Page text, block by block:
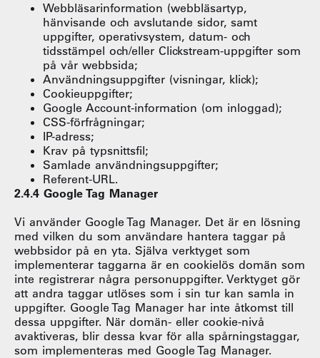
Webbläsarinformation (webbläsartyp,
hänvisande och avslutande sidor, samt
uppgifter, operativsystem, datum- och
tidsstämpel och/eller Clickstream-uppgifter som
på vår webbsida;
Användningsuppgifter (visningar, klick);
Cookieuppgifter;
Google Account-information (om inloggad);
CSS-förfrågningar;
IP-adress;
Krav på typsnittsfil;
Samlade användningsuppgifter;
Referent-URL.
2.4.4 Google Tag Manager
Vi använder Google Tag Manager. Det är en lösning
med vilken du som användare hantera taggar på
webbsidor på en yta. Själva verktyget som
implementerar taggarna är en cookielös domän som
inte registrerar några personuppgifter. Verktyget gör
att andra taggar utlöses som i sin tur kan samla in
uppgifter. Google Tag Manager har inte åtkomst till
dessa uppgifter. När domän- eller cookie-nivå
avaktiveras, blir dessa kvar för alla spårningstaggar,
som implementeras med Google Tag Manager.